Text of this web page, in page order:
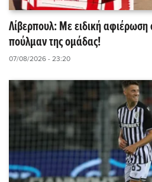
Λίβερπουλ: Με ειδική αφιέρωση
πούλμαν της ομάδας!
07/08/2026 - 23:20